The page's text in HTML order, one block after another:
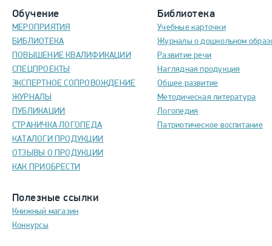
Обучение
МЕРОПРИЯТИЯ
БИБЛИОТЕКА
ПОВЫШЕНИЕ КВАЛИФИКАЦИИ
СПЕЦПРОЕКТЫ
ЭКСПЕРТНОЕ СОПРОВОЖДЕНИЕ
ЖУРНАЛЫ
ПУБЛИКАЦИИ
СТРАНИЧКА ЛОГОПЕДА
КАТАЛОГИ ПРОДУКЦИИ
ОТЗЫВЫ О ПРОДУКЦИИ
КАК ПРИОБРЕСТИ
Полезные ссылки
Книжный магазин
Конкурсы
Библиотека
Учебные карточки
Журналы о дошкольном
Развитие речи
Наглядная продукция
Общее развитие
Методическая литература
Логопедия
Патриотическое воспитание